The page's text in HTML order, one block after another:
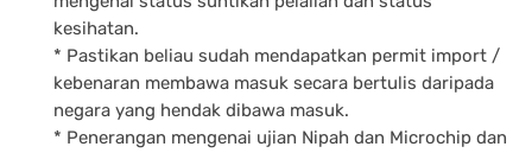
kesihatan.
* Pastikan beliau sudah mendapatkan permit import /
kebenaran membawa masuk secara bertulis daripada
negara yang hendak dibawa masuk.
* Penerangan mengenai ujian Nipah dan Microchip dan